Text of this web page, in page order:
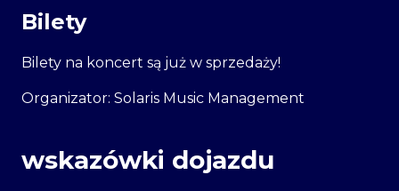
Bilety
Bilety na koncert są już w sprzedaży!
Organizator: Solaris Music Management
wskazówki dojazdu